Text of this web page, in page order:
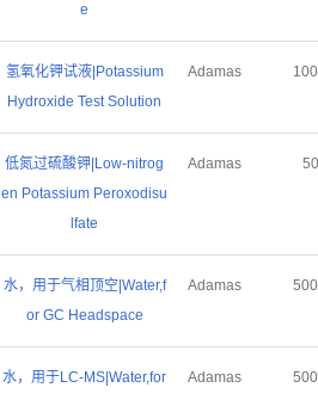
e
氢氧化钾试液|Potassium
Hydroxide Test Solution
Adamas
低氮过硫酸钾|Low-nitrog
en Potassium Peroxodisu
lfate
Adamas
水，用于气相顶空|Water,f
or GC Headspace
Adamas
水，用于LC-MS|Water,for
Adamas